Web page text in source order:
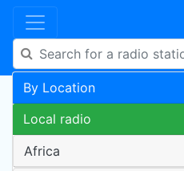
By Location
Local radio
Africa